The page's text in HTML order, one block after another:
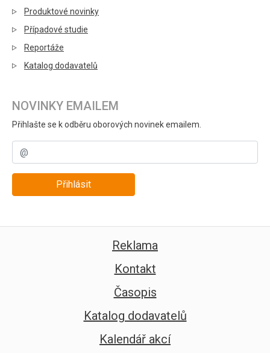
Produktové novinky
Případové studie
Reportáže
Katalog dodavatelů
NOVINKY EMAILEM
Přihlašte se k odběru oborových novinek emailem.
Přihlásit
Reklama
Kontakt
Časopis
Katalog dodavatelů
Kalendář akcí